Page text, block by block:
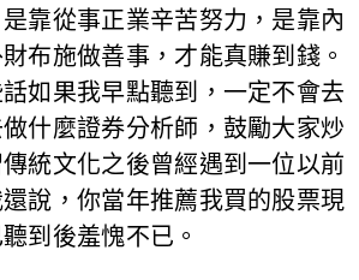
靠從事正業辛苦努力，是靠內
布施做善事，才能真賺到錢。
如果我早點聽到，一定不會去
什麼證券分析師，鼓勵大家炒
統文化之後曾經遇到一位以前
說，你當年推薦我買的股票現
到後羞愧不已。